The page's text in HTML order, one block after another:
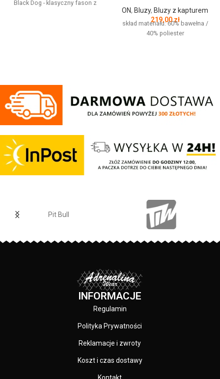
Black Dog - klasyczny fason z
ściągacze rękawów dodatkowo
posiadają otwory na kciuk - od
wewnętrznej strony lamówka przy
karku chroniąca przed otarciami -
na lewym rękawie z logo marki Pit
Bull - duży nadruk na plecach oraz
mniejszy na klatce piersiowej -
wszystkie nadruki wykonane są
ON, Bluzy, Bluzy z kapturem
219,00zł
skład materiału: 60% bawełna /
40% poliester
Pit Bull
INFORMACJE
Regulamin
Polityka Prywatności
Reklamacje i zwroty
Koszt i czas dostawy